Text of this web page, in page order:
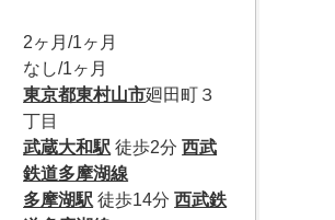
2ヶ月/1ヶ月
なし/1ヶ月
東京都東村山市廻田町３
丁目
武蔵大和駅 徒歩2分西武
鉄道多摩湖線
多摩湖駅 徒歩14分西武鉄